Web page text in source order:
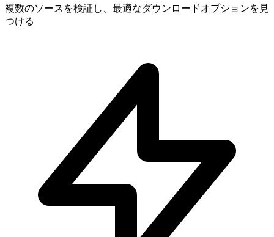
複数のソースを検証し、最適なダウンロードオプションを見
つける